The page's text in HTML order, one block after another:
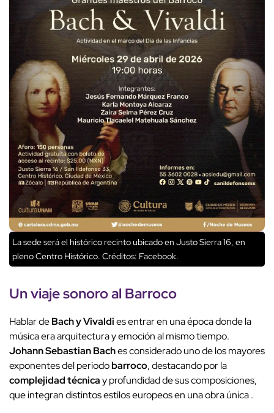
La sede será el histórico recinto ubicado en Justo Sierra 16, en
pleno Centro Histórico. Créditos: Facebook.
Unviaje sonoroal Barroco
Hablar deBach y Vivaldies entrar en una época donde la
música era arquitectura y emoción al mismo tiempo.
Johann Sebastian Baches considerado uno de los mayores
exponentes del periodobarroco, destacando por la
complejidad técnicay profundidad de sus composiciones,
que integran distintos estilos europeos en una obra única .